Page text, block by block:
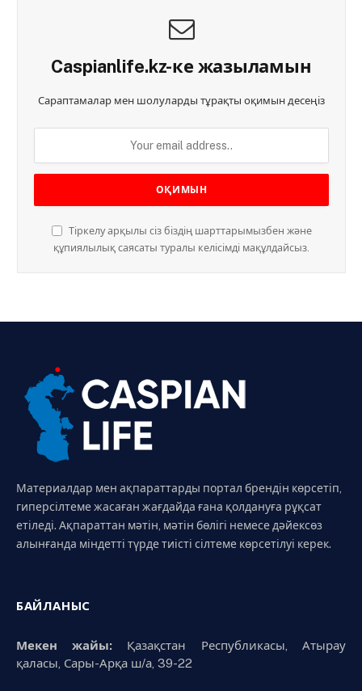
Caspianlife.kz-ке жазыламын
Сараптамалар мен шолуларды тұрақты оқимын десеңіз
Тіркелу арқылы сіз біздің шарттарымызбен және
құпиялылық саясаты туралы келісімді мақұлдайсыз.
Материалдар мен ақпараттарды портал брендін көрсетіп,
гиперсілтеме жасаған жағдайда ғана қолдануға рұқсат
етіледі. Ақпараттан мәтін, мәтін бөлігі немесе дәйексөз
алынғанда міндетті түрде тиісті сілтеме көрсетілуі керек.
БАЙЛАНЫС
Мекен жайы:Қазақстан Республикасы, Атырау
қаласы, Сары-Арқа ш/а, 39-22